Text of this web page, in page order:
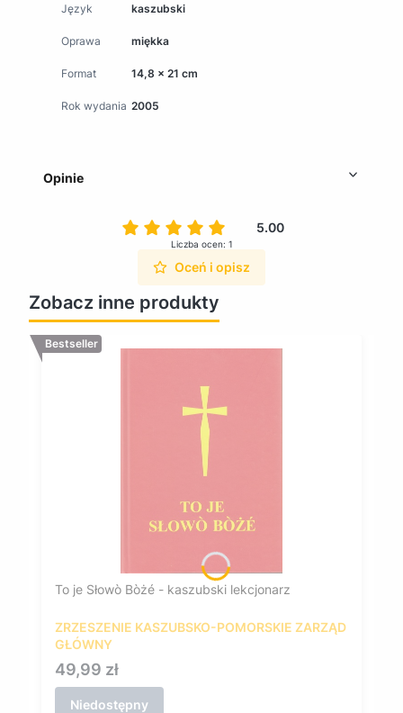
Język kaszubski
Oprawa miękka
Format 14,8 x 21 cm
Rok wydania 2005
Opinie
5.00
Liczba ocen: 1
Oceń i opisz
Zobacz inne produkty
Bestseller
To je Słowò Bòżé - kaszubski lekcjonarz
ZRZESZENIE KASZUBSKO-POMORSKIE ZARZĄD
GŁÓWNY
Cena
49,99 zł
Niedostępny